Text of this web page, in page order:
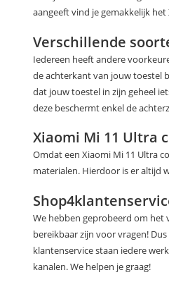
aangeeft vind je gemakkelijk
Verschillende
Iedereen heeft andere
de achterkant van jouw toestel
dat jouw toestel in zijn geheel
deze beschermt enkel de
Xiaomi Mi 11 Ultra
Omdat een Xiaomi Mi 11 Ultra
materialen. Hierdoor is er altijd
We hebben geprobeerd om het
bereikbaar zijn voor vragen!
klantenservice staan iedere
kanalen. We helpen je graag!